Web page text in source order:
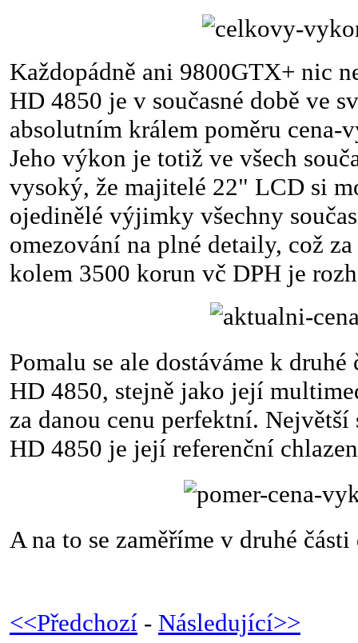
Každopádně ani 9800GTX+ nic
HD 4850 je v současné době ve
absolutním králem poměru cena-
Jeho výkon je totiž ve všech
vysoký, že majitelé 22" LCD si
ojedinělé výjimky všechny
omezování na plné detaily, což
kolem 3500 korun vč DPH je
Pomalu se ale dostáváme k
HD 4850, stejně jako její
za danou cenu perfektní.
HD 4850 je její referenční
A na to se zaměříme v druhé
<<Předchozí - Následující>>